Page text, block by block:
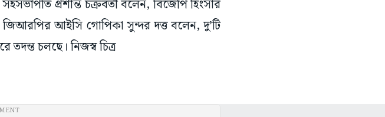
প্রশান্ত চক্রবর্তী বলেন, বিজেপি হিংসার
আইসি গোপিকা সুন্দর দত্ত বলেন, দু’টি
তদন্ত চলছে। নিজস্ব চিত্র